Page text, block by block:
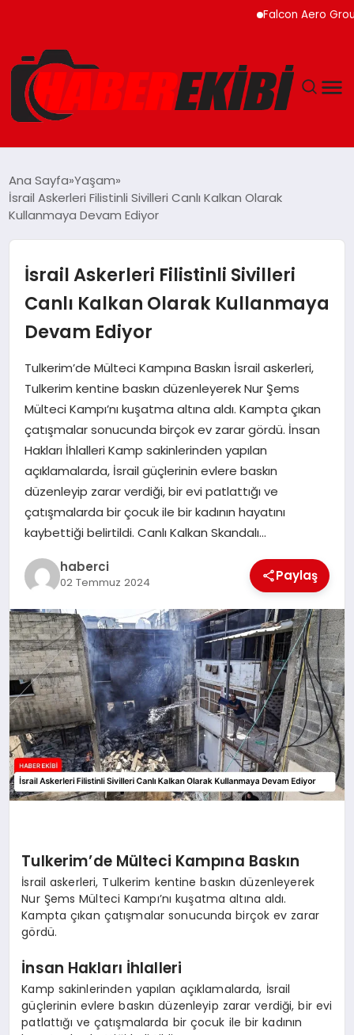
Falcon Aero Group,
GÜNCEL
MAGAZIN
SAĞLIK
SPOR
TEKNOLOJI
YAŞAM
Ana Sayfa Yaşam
İsrail Askerleri Filistinli Sivilleri Canlı Kalkan Olarak
Kullanmaya Devam Ediyor
İsrail Askerleri Filistinli Sivilleri
Canlı Kalkan Olarak Kullanmaya
Devam Ediyor
Tulkerim’de Mülteci Kampına Baskın İsrail askerleri,
Tulkerim kentine baskın düzenleyerek Nur Şems
Mülteci Kampı’nı kuşatma altına aldı. Kampta çıkan
çatışmalar sonucunda birçok ev zarar gördü. İnsan
Hakları İhlalleri Kamp sakinlerinden yapılan
açıklamalarda, İsrail güçlerinin evlere baskın
düzenleyip zarar verdiği, bir evi patlattığı ve
çatışmalarda bir çocuk ile bir kadının hayatını
kaybettiği belirtildi. Canlı Kalkan Skandalı…
haberci
02 Temmuz 2024 Paylaş
Tulkerim’de Mülteci Kampına Baskın
İsrail askerleri, Tulkerim kentine baskın düzenleyerek
Nur Şems Mülteci Kampı’nı kuşatma altına aldı.
Kampta çıkan çatışmalar sonucunda birçok ev zarar
gördü.
İnsan Hakları İhlalleri
Kamp sakinlerinden yapılan açıklamalarda, İsrail
güçlerinin evlere baskın düzenleyip zarar verdiği, bir evi
patlattığı ve çatışmalarda bir çocuk ile bir kadının